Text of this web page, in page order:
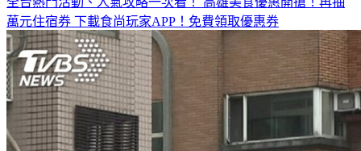
萬元住宿券 下載食尚玩家APP！免費領取優惠券